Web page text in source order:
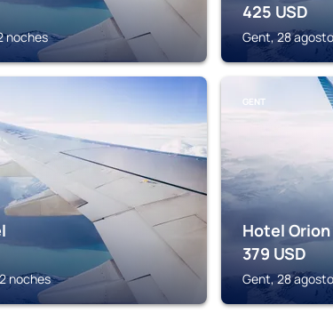
noches
425 USD
Gent, 28
noches
GENT
Hotel Orion
379 USD
Gent, 28